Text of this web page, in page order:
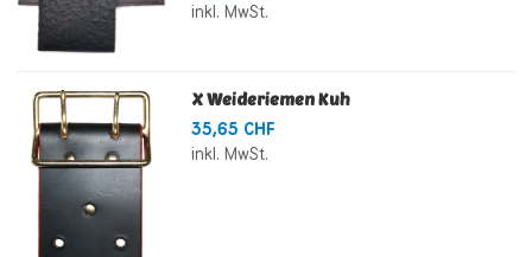
inkl. MwSt.
X Weideriemen Kuh
35,65 CHF
inkl. MwSt.